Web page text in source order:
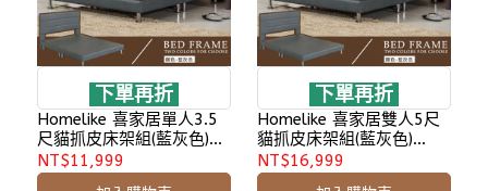
下單再折
Homelike 喜家居單人3.5
尺貓抓皮床架組(藍灰色)
(1951)
NT$11,999
下單再折
Homelike 喜家居雙人5尺
貓抓皮床架組(藍灰色)
(1951)
NT$16,999